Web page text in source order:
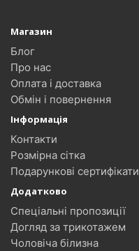
Магазин
Блог
Про нас
Оплата і доставка
Обмін і повернення
Інформація
Контакти
Розмірна сітка
Подарункові сертифікати
Додатково
Спеціальні пропозиції
Догляд за трикотажем
Чоловіча білизна